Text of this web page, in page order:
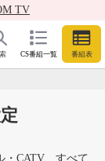
TV
CS番組一覧 番組表
・CATV、すべて